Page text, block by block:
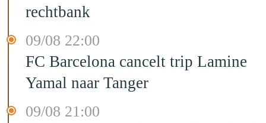
rechtbank
09/08 22:00
FC Barcelona cancelt trip Lamine
Yamal naar Tanger
09/08 21:00